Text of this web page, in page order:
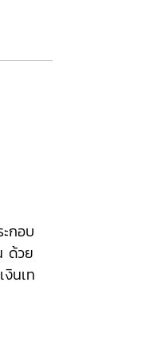
กอบ
ด้วย
นเท